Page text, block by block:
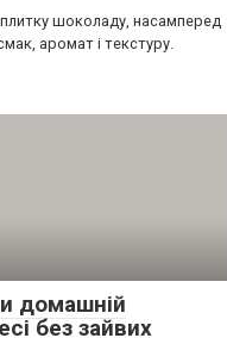
шоколаду, насамперед
аромат і текстуру.
домашній
без зайвих